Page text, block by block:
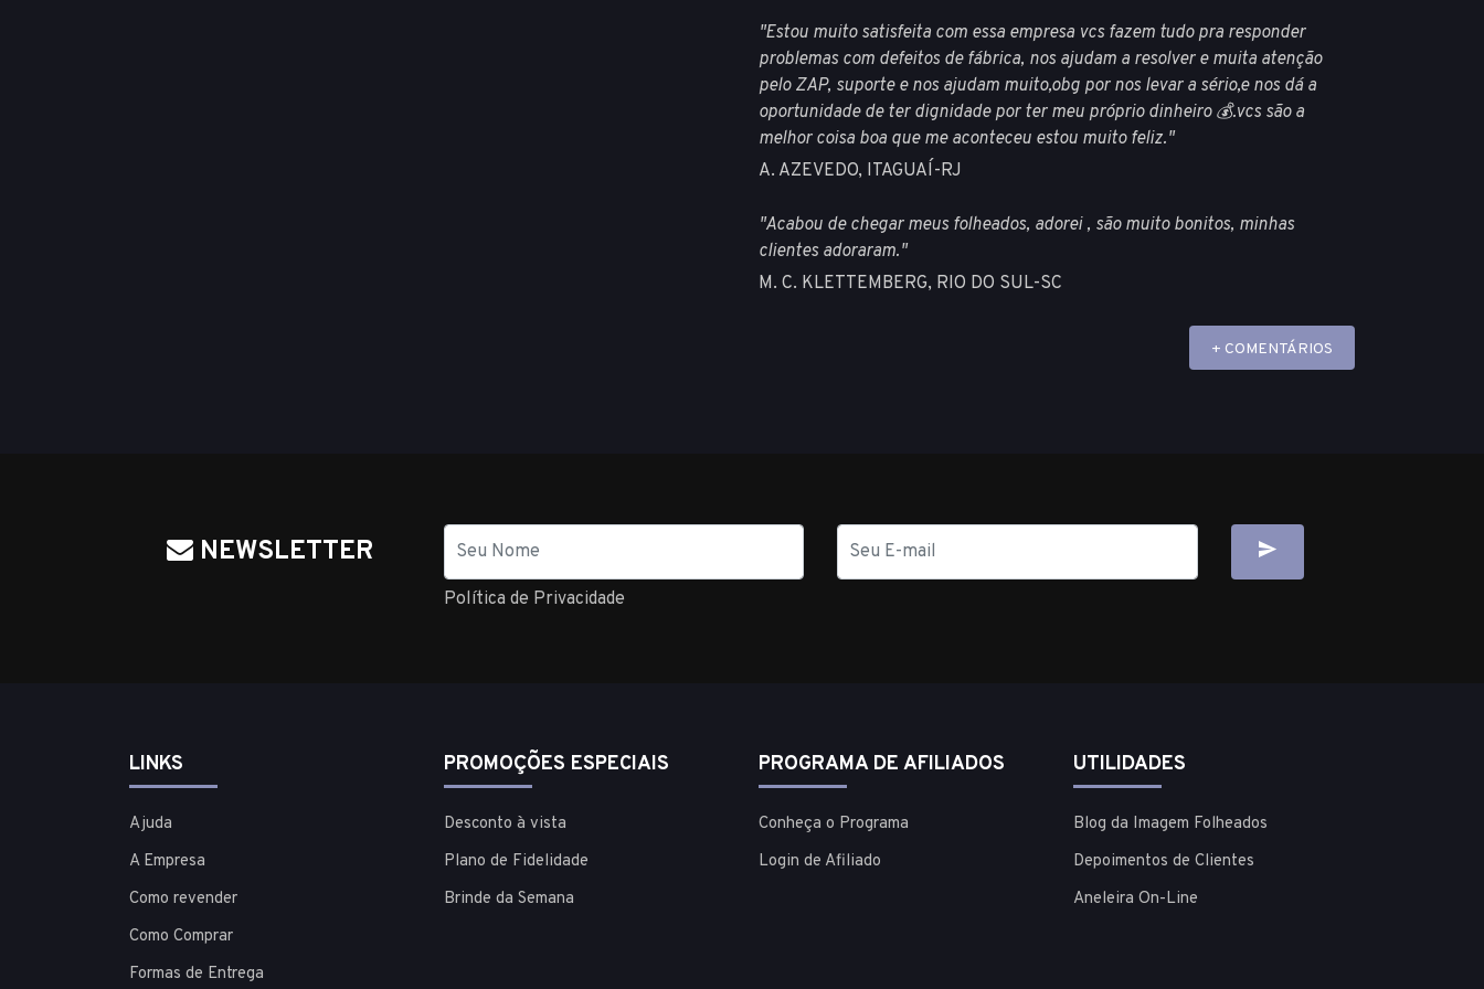
"Estou muito satisfeita com essa empresa vcs fazem tudo pra responder
problemas com defeitos de fábrica, nos ajudam a resolver e muita atenção
pelo ZAP, suporte e nos ajudam muito,obg por nos levar a sério,e nos dá a
oportunidade de ter dignidade por ter meu próprio dinheiro 💰.vcs são a
melhor coisa boa que me aconteceu estou muito feliz."
A. AZEVEDO, ITAGUAÍ-RJ
"Acabou de chegar meus folheados, adorei , são muito bonitos, minhas
clientes adoraram."
M. C. KLETTEMBERG, RIO DO SUL-SC
+ COMENTÁRIOS
NEWSLETTER Nome
E-
mail
Política de Privacidade
LINKS
Ajuda
A Empresa
Como revender
Como Comprar
Formas de Entrega
PROMOÇÕES ESPECIAIS
Desconto à vista
Plano de Fidelidade
Brinde da Semana
PROGRAMA DE AFILIADOS
Conheça o Programa
Login de Afiliado
UTILIDADES
Blog da Imagem Folheados
Depoimentos de Clientes
Aneleira On-Line